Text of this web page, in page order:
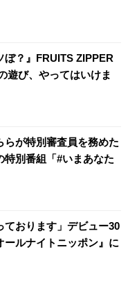
ぼ？』FRUITS ZIPPER
遊び、やってはいけま
らが特別審査員を務めた
特別番組「#いまあなた
ております」デビュー30
ールナイトニッポン』に